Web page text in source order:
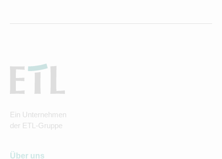
Ein Unternehmen
der ETL-Gruppe
Über uns